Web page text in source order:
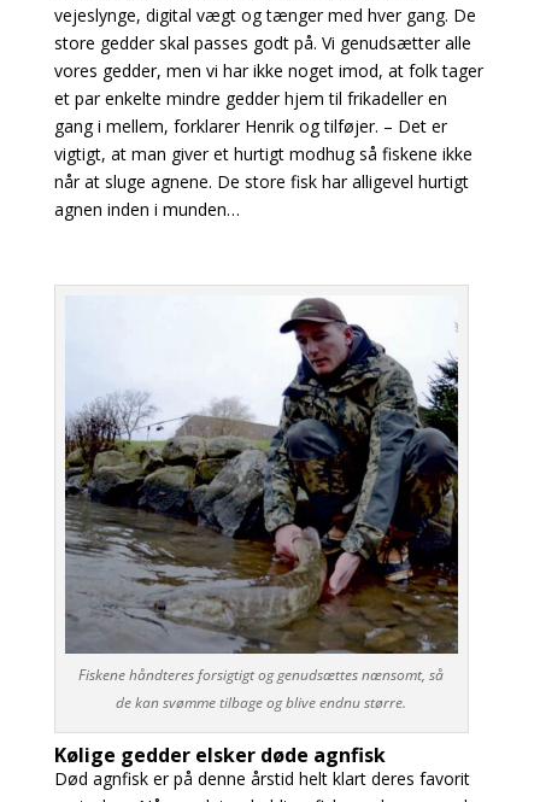
vejeslynge, digital vægt og tænger med hver gang. De
store gedder skal passes godt på. Vi genudsætter alle
vores gedder, men vi har ikke noget imod, at folk tager
et par enkelte mindre gedder hjem til frikadeller en
gang i mellem, forklarer Henrik og tilføjer. – Det er
vigtigt, at man giver et hurtigt modhug så fiskene ikke
når at sluge agnene. De store fisk har alligevel hurtigt
agnen inden i munden…
Fiskene håndteres forsigtigt og genudsættes nænsomt, så
de kan svømme tilbage og blive endnu større.
Kølige gedder elsker døde agnfisk
Død agnfisk er på denne årstid helt klart deres favorit